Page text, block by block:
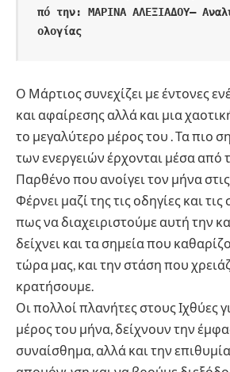
πό την: ΜΑΡΙΝΑ ΑΛΕΞΙΑΔΟΥ–
ολογίας
Ο Μάρτιος συνεχίζει με έντονες
και αφαίρεσης αλλά και μια
το μεγαλύτερο μέρος του . Τα πιο
των ενεργειών έρχονται μέσα από
Παρθένο που ανοίγει τον μήνα
Φέρνει μαζί της τις οδηγίες και
πως να διαχειριστούμε αυτή την
δείχνει και τα σημεία που
τώρα μας, και την στάση που
κρατήσουμε.
Οι πολλοί πλανήτες στους Ιχθύες
μέρος του μήνα, δείχνουν την
συναίσθημα, αλλά και την